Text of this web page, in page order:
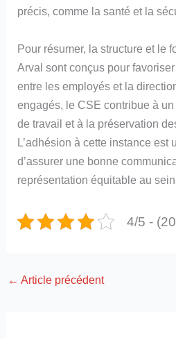
précis, comme la santé et la
Pour résumer, la structure et le
Arval sont conçus pour
entre les employés et la
engagés, le CSE contribue à
de travail et à la préservation
L’adhésion à cette instance est
d’assurer une bonne
représentation équitable au
4/5 -
← Article précédent